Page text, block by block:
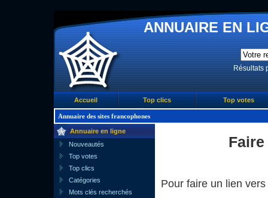
ANNUAIRE EN
Résultats
Accueil Top clics Top votes
Annuaire des sites francophones
Annuaire en ligne
Nouveautés
Top votes
Top clics
Catégories
Mots clés recherchés
Pour faire un lien